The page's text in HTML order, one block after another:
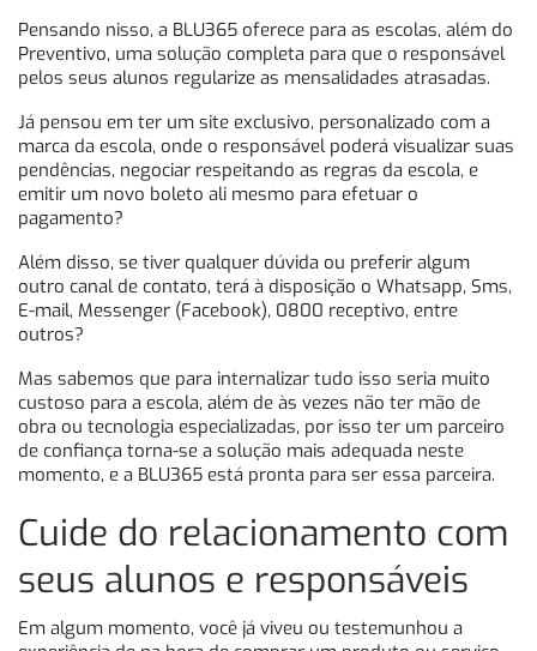
Pensando nisso, a BLU365 oferece para as escolas, além do
Preventivo, uma solução completa para que o responsável
pelos seus alunos regularize as mensalidades atrasadas.
Já pensou em ter um site exclusivo, personalizado com a
marca da escola, onde o responsável poderá visualizar suas
pendências, negociar respeitando as regras da escola, e
emitir um novo boleto ali mesmo para efetuar o
pagamento?
Além disso, se tiver qualquer dúvida ou preferir algum
outro canal de contato, terá à disposição o Whatsapp, Sms,
E-mail, Messenger (Facebook), 0800 receptivo, entre
outros?
Mas sabemos que para internalizar tudo isso seria muito
custoso para a escola, além de às vezes não ter mão de
obra ou tecnologia especializadas, por isso ter um parceiro
de confiança torna-se a solução mais adequada neste
momento, e a BLU365 está pronta para ser essa parceira.
Cuide do relacionamento com
seus alunos e responsáveis
Em algum momento, você já viveu ou testemunhou a